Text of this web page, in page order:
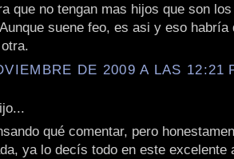
que no tengan mas hijos que son
suene feo, es asi y eso habría
DE 2009 A LAS 12:21
qué comentar, pero
ya lo decís todo en este excelente